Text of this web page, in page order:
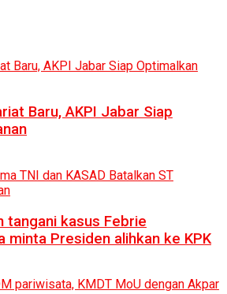
Baru, AKPI Jabar Siap
tangani kasus Febrie
minta Presiden alihkan ke KPK